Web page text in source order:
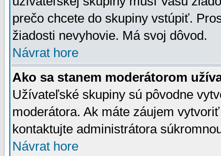
prečo chcete do skupiny vstúpiť.
žiadosti nevyhovie. Má svoj dôvod.
Návrat hore
Ako sa stanem moderátorom
Užívateľské skupiny sú pôvodne
moderátora. Ak máte záujem
kontaktujte administrátora
Návrat hore